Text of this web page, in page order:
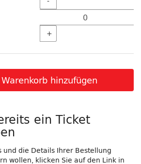
+
hinzufügen
ein Ticket
und die Details Ihrer Bestellung
wollen, klicken Sie auf den Link in